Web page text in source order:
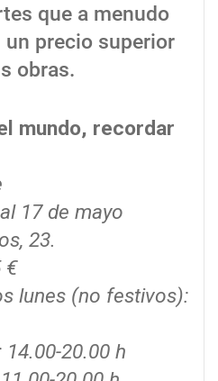
que a menudo
precio superior
obras.
mundo, recordar
17 de mayo
23.
€
lunes (no festivos):
14.00-20.00 h